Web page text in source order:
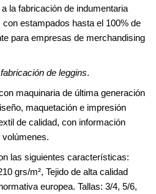
la fabricación de indumentaria
estampados hasta el 100% de
para empresas de merchandising
fabricación de leggins.
maquinaria de última generación
maquetación e impresión
de calidad, con información
volúmenes.
las siguientes características:
grs/m², Tejido de alta calidad
europea. Tallas: 3/4, 5/6,